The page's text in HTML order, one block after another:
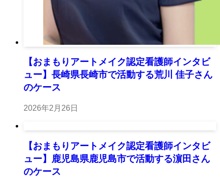
【おまもりアートメイク認定看護師インタビ
ュー】長崎県長崎市で活動する荒川 佳子さん
のケース
2026年2月26日
【おまもりアートメイク認定看護師インタビ
ュー】鹿児島県鹿児島市で活動する濵田さん
のケース